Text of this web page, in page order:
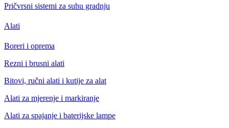
Pričvrsni sistemi za suhu gradnju
Alati
Boreri i oprema
Rezni i brusni alati
Bitovi, ručni alati i kutije za alat
Alati za mjerenje i markiranje
Alati za spajanje i baterijske lampe